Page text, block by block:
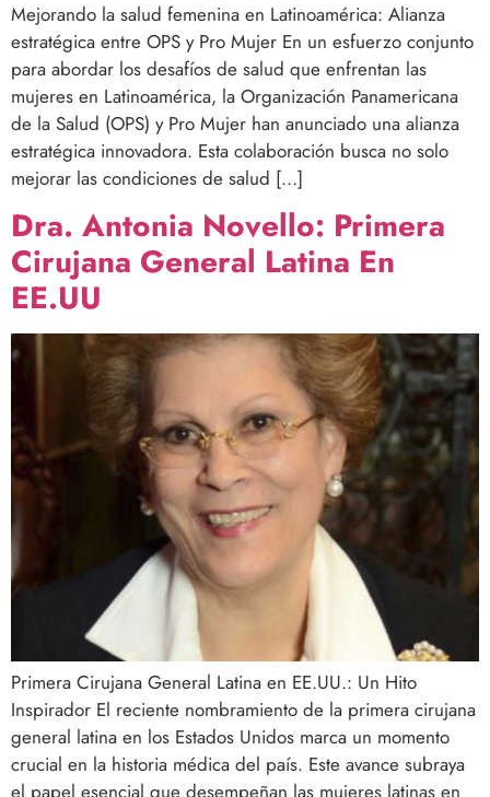
Mejorando la salud femenina en Latinoamérica: Alianza
estratégica entre OPS y Pro Mujer En un esfuerzo conjunto
para abordar los desafíos de salud que enfrentan las
mujeres en Latinoamérica, la Organización Panamericana
de la Salud (OPS) y Pro Mujer han anunciado una alianza
estratégica innovadora. Esta colaboración busca no solo
mejorar las condiciones de salud […]
Dra. Antonia Novello: Primera
Cirujana General Latina En
EE.UU
Primera Cirujana General Latina en EE.UU.: Un Hito
Inspirador El reciente nombramiento de la primera cirujana
general latina en los Estados Unidos marca un momento
crucial en la historia médica del país. Este avance subraya